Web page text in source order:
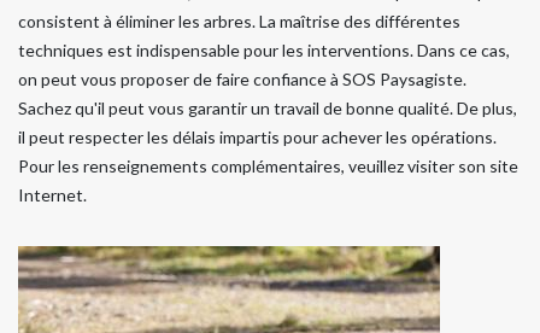
consistent à éliminer les arbres. La maîtrise des différentes
techniques est indispensable pour les interventions. Dans ce cas,
on peut vous proposer de faire confiance à SOS Paysagiste.
Sachez qu'il peut vous garantir un travail de bonne qualité. De plus,
il peut respecter les délais impartis pour achever les opérations.
Pour les renseignements complémentaires, veuillez visiter son site
Internet.